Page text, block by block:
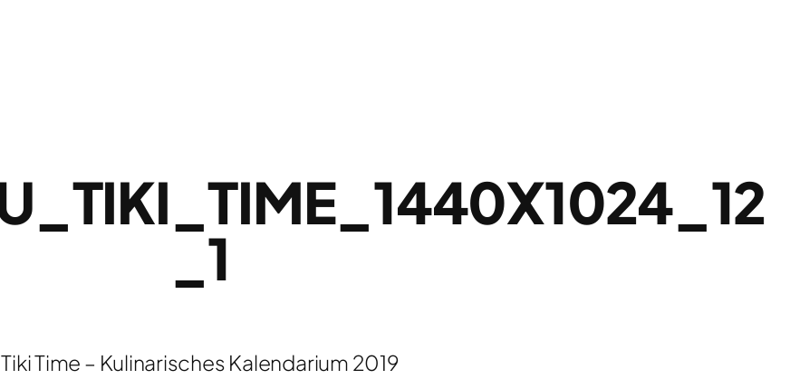
_1
Tiki Time – Kulinarisches Kalendarium 2019